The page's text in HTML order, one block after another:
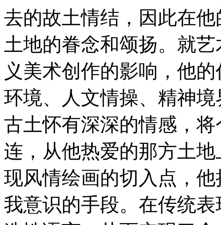
去的故土情结，因此在
土地的眷念和颂扬。就
义美术创作的影响，他
环境、人文情操、精神
古土怀有深深的情感，
连，从他热爱的那方土
现风情绘画的切入点，
我意识的手段。在传统